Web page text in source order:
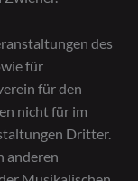
des
für
für den
nicht für im
Dritter.
anderen